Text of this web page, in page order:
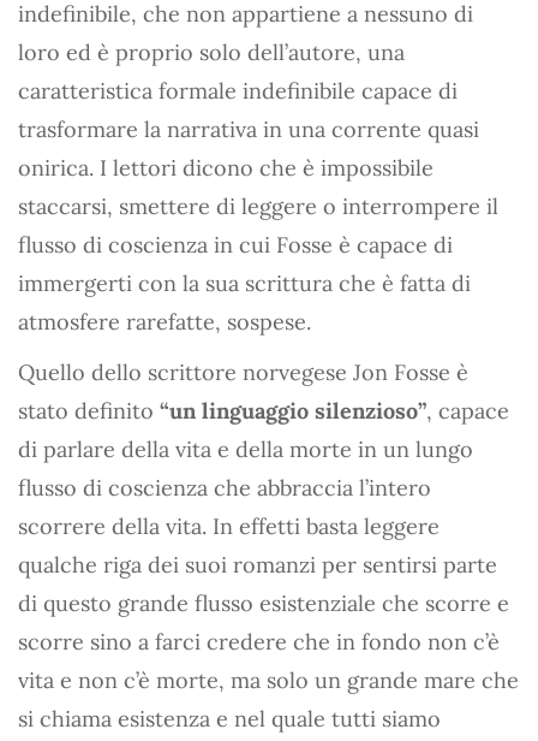
indefinibile, che non appartiene a nessuno di
loro ed è proprio solo dell’autore, una
caratteristica formale indefinibile capace di
trasformare la narrativa in una corrente quasi
onirica. I lettori dicono che è impossibile
staccarsi, smettere di leggere o interrompere il
flusso di coscienza in cui Fosse è capace di
immergerti con la sua scrittura che è fatta di
atmosfere rarefatte, sospese.
Quello dello scrittore norvegese Jon Fosse è
stato definito “un linguaggio silenzioso”, capace
di parlare della vita e della morte in un lungo
flusso di coscienza che abbraccia l’intero
scorrere della vita. In effetti basta leggere
qualche riga dei suoi romanzi per sentirsi parte
di questo grande flusso esistenziale che scorre e
scorre sino a farci credere che in fondo non c’è
vita e non c’è morte, ma solo un grande mare che
si chiama esistenza e nel quale tutti siamo